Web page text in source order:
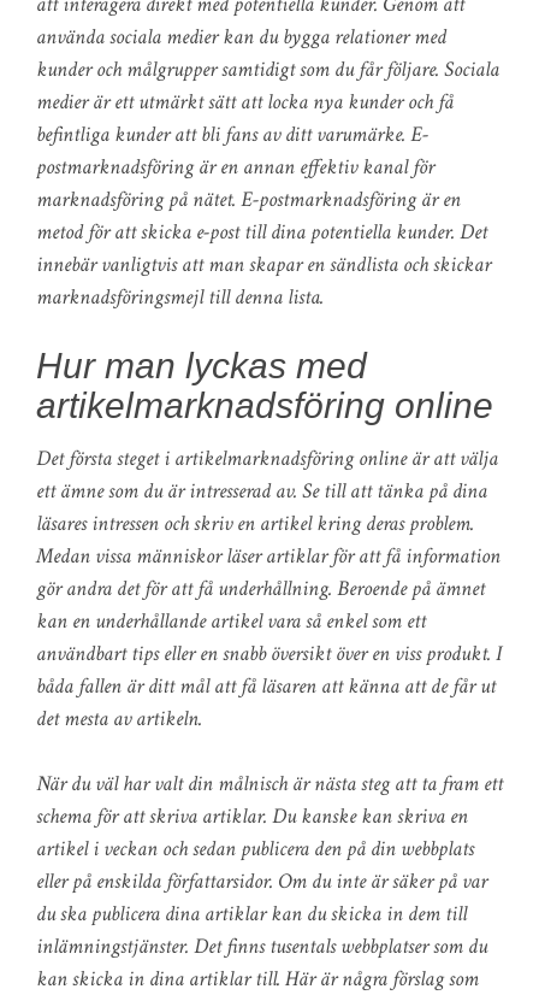
använda sociala medier kan du bygga relationer med
kunder och målgrupper samtidigt som du får följare. Sociala
medier är ett utmärkt sätt att locka nya kunder och få
befintliga kunder att bli fans av ditt varumärke. E-
postmarknadsföring är en annan effektiv kanal för
marknadsföring på nätet. E-postmarknadsföring är en
metod för att skicka e-post till dina potentiella kunder. Det
innebär vanligtvis att man skapar en sändlista och skickar
marknadsföringsmejl till denna lista.
Hur man lyckas med
artikelmarknadsföring online
Det första steget i artikelmarknadsföring online är att välja
ett ämne som du är intresserad av. Se till att tänka på dina
läsares intressen och skriv en artikel kring deras problem.
Medan vissa människor läser artiklar för att få information
gör andra det för att få underhållning. Beroende på ämnet
kan en underhållande artikel vara så enkel som ett
användbart tips eller en snabb översikt över en viss produkt. I
båda fallen är ditt mål att få läsaren att känna att de får ut
det mesta av artikeln.
När du väl har valt din målnisch är nästa steg att ta fram ett
schema för att skriva artiklar. Du kanske kan skriva en
artikel i veckan och sedan publicera den på din webbplats
eller på enskilda författarsidor. Om du inte är säker på var
du ska publicera dina artiklar kan du skicka in dem till
inlämningstjänster. Det finns tusentals webbplatser som du
kan skicka in dina artiklar till. Här är några förslag som